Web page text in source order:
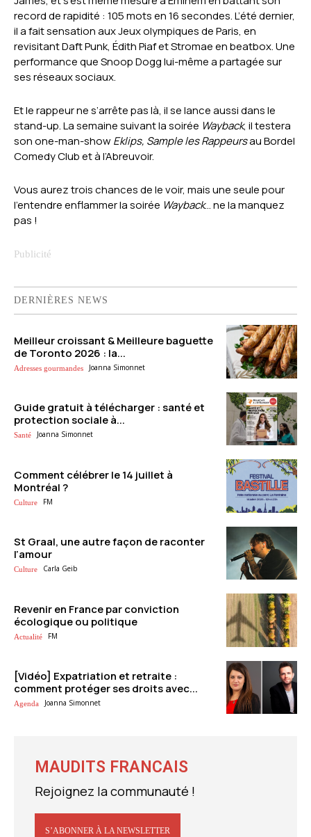
record de rapidité : 105 mots en 16 secondes. L’été dernier,
il a fait sensation aux Jeux olympiques de Paris, en
revisitant Daft Punk, Édith Piaf et Stromae en beatbox. Une
performance que Snoop Dogg lui-même a partagée sur
ses réseaux sociaux.
Et le rappeur ne s’arrête pas là, il se lance aussi dans le
stand-up. La semaine suivant la soirée Wayback, il testera
son one-man-show Eklips, Sample les Rappeursau Bordel
Comedy Club et à l’Abreuvoir.
Vous aurez trois chances de le voir, mais une seule pour
l’entendre enflammer la soirée Wayback… ne la manquez
pas !
DERNIÈRES NEWS
Meilleur croissant & Meilleure baguette
de Toronto 2026 : la...
Adresses gourmandes Joanna Simonnet
Guide gratuit à télécharger : santé et
protection sociale à...
Santé Joanna Simonnet
Comment célébrer le 14 juillet à
Montréal ?
Culture FM
St Graal, une autre façon de raconter
l’amour
Culture Carla Geib
Revenir en France par conviction
écologique ou politique
Actualité FM
[Vidéo] Expatriation et retraite :
comment protéger ses droits avec...
Agenda Joanna Simonnet
MAUDITS FRANCAIS
Rejoignez la communauté !
S’ABONNER À LA NEWSLETTER